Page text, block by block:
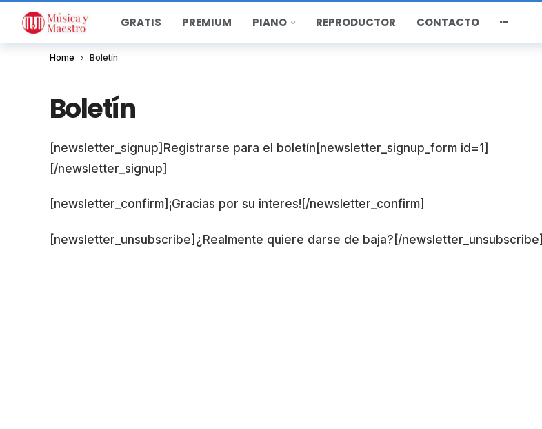
GRATIS PREMIUM PIANO REPRODUCTOR CONTACTO
Home Boletín
Boletín
[newsletter_signup]Registrarse para el boletín[newsletter_signup_form id=1]
[/newsletter_signup]
[newsletter_confirm]¡Gracias por su interes![/newsletter_confirm]
[newsletter_unsubscribe]¿Realmente quiere darse de baja?[/newsletter_unsubscribe]